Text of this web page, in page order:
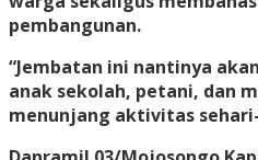
pembangunan.
“Jembatan ini nantinya
anak sekolah, petani, dan
menunjang aktivitas